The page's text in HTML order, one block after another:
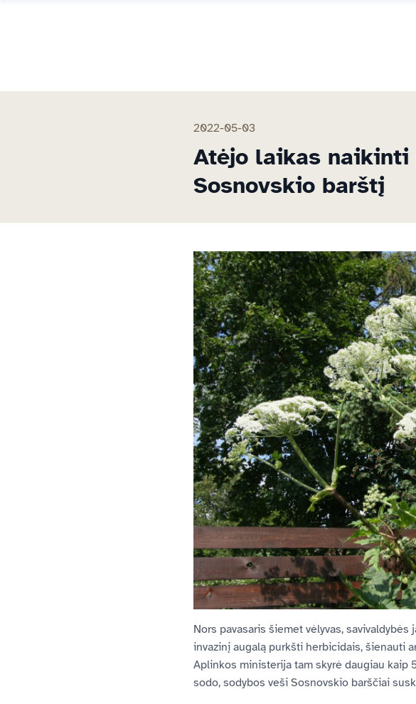
2022-05-03
Atėjo laikas naikinti
Sosnovskio barštį
Nors pavasaris šiemet vėlyvas,
invazinį augalą purkšti herbicidais, šienauti
Aplinkos ministerija tam skyrė daugiau kaip
sodo, sodybos veši Sosnovskio barščiai